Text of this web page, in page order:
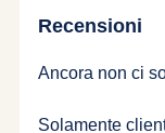
Recensioni
Ancora non ci
Solamente